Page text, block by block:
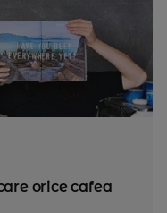
orice cafea